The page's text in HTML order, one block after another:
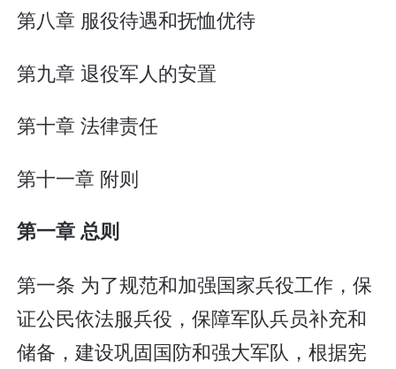
第八章 服役待遇和抚恤优待
第九章 退役军人的安置
第十章 法律责任
第十一章 附则
第一章 总则
第一条 为了规范和加强国家兵役工作，保
证公民依法服兵役，保障军队兵员补充和
储备，建设巩固国防和强大军队，根据宪